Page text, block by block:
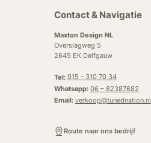
Contact & Navigatie
Maxton Design NL
Overslagweg 5
2645 EK Delfgauw
Tel: 015 - 310 70 34
Whatsapp: 06 – 82387682
Email: verkoop@tunednation.nl
Route naar ons bedrijf